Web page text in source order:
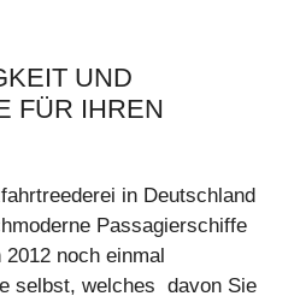
UND
FÜR IHREN
in Deutschland
Passagierschiffe
noch einmal
selbst, welches davon Sie